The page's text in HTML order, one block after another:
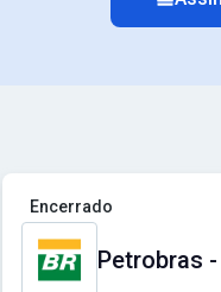
do Distrito Federal
Ver concurso:
Encerrado